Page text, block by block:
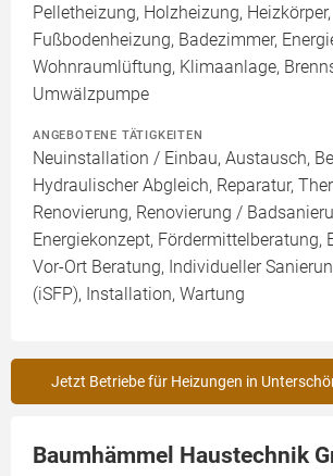
Pelletheizung, Holzheizung, Heizkörper,
Fußbodenheizung, Badezimmer,
Wohnraumlüftung, Klimaanlage,
Umwälzpumpe
ANGEBOTENE TÄTIGKEITEN
Neuinstallation / Einbau, Austausch,
Hydraulischer Abgleich, Reparatur,
Renovierung, Renovierung /
Energiekonzept, Fördermittelberatung,
Vor-Ort Beratung, Individueller
(iSFP), Installation, Wartung
Jetzt Betriebe für Heizungen in
Baumhämmel Haustechnik